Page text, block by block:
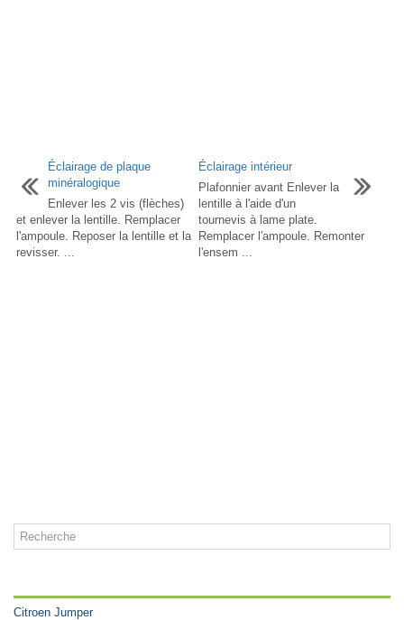
Éclairage de plaque
minéralogique
Enlever les 2 vis (flèches)
et enlever la lentille. Remplacer
l'ampoule. Reposer la lentille et la
revisser. ...
Éclairage intérieur
Plafonnier avant Enlever la
lentille à l'aide d'un
tournevis à lame plate.
Remplacer l'ampoule. Remonter
l'ensem ...
Citroen Jumper